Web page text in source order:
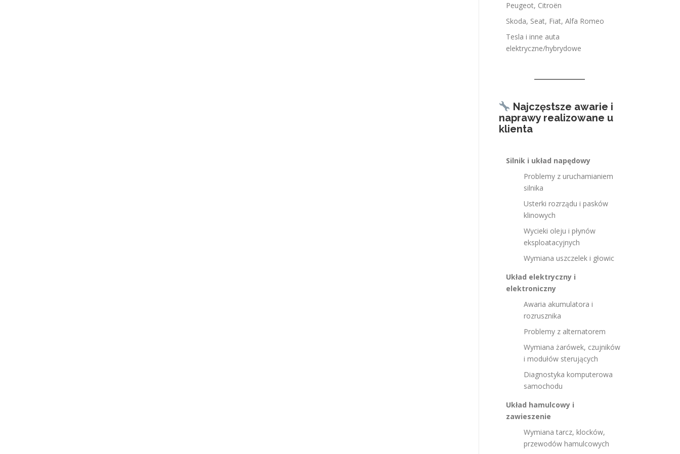
Peugeot, Citroën
Skoda, Seat, Fiat, Alfa Romeo
Tesla i inne auta
elektryczne/hybrydowe
Najczęstsze awarie i
naprawy realizowane u
klienta
Silnik i układ napędowy
Problemy z uruchamianiem
silnika
Usterki rozrządu i pasków
klinowych
Wycieki oleju i płynów
eksploatacyjnych
Wymiana uszczelek i głowic
Układ elektryczny i
elektroniczny
Awaria akumulatora i
rozrusznika
Problemy z alternatorem
Wymiana żarówek, czujników
i modułów sterujących
Diagnostyka komputerowa
samochodu
Układ hamulcowy i
zawieszenie
Wymiana tarcz, klocków,
przewodów hamulcowych